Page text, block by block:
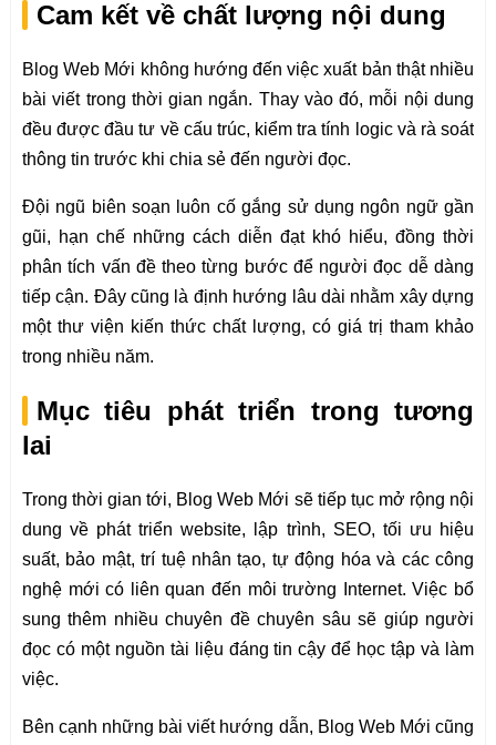
Cam kết về chất lượng nội dung
Blog Web Mới không hướng đến việc xuất bản thật nhiều
bài viết trong thời gian ngắn. Thay vào đó, mỗi nội dung
đều được đầu tư về cấu trúc, kiểm tra tính logic và rà soát
thông tin trước khi chia sẻ đến người đọc.
Đội ngũ biên soạn luôn cố gắng sử dụng ngôn ngữ gần
gũi, hạn chế những cách diễn đạt khó hiểu, đồng thời
phân tích vấn đề theo từng bước để người đọc dễ dàng
tiếp cận. Đây cũng là định hướng lâu dài nhằm xây dựng
một thư viện kiến thức chất lượng, có giá trị tham khảo
trong nhiều năm.
Mục tiêu phát triển trong tương
lai
Trong thời gian tới, Blog Web Mới sẽ tiếp tục mở rộng nội
dung về phát triển website, lập trình, SEO, tối ưu hiệu
suất, bảo mật, trí tuệ nhân tạo, tự động hóa và các công
nghệ mới có liên quan đến môi trường Internet. Việc bổ
sung thêm nhiều chuyên đề chuyên sâu sẽ giúp người
đọc có một nguồn tài liệu đáng tin cậy để học tập và làm
việc.
Bên cạnh những bài viết hướng dẫn, Blog Web Mới cũng